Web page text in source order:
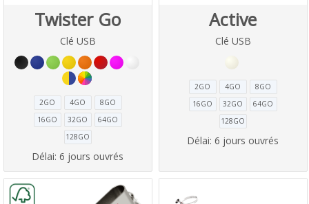
Twister Go
Clé USB
2GO 4GO
8GO
16GO
32GO
64GO
128GO
Délai: 6 jours ouvrés
Active
Clé USB
2GO 4GO
8GO
16GO
32GO
64GO
128GO
Délai: 6 jours ouvrés